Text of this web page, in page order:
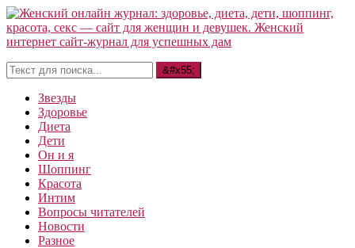
Звезды
Здоровье
Диета
Дети
Он и я
Шоппинг
Красота
Интим
Вопросы читателей
Новости
Разное